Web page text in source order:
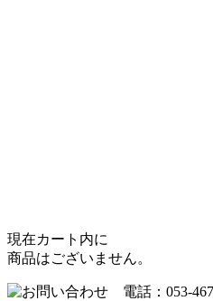
現在カート内に
商品はございません。